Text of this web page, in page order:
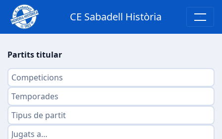
CE Sabadell Història
Partits titular